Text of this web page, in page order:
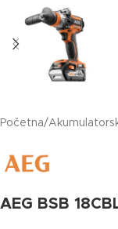
Početna/
AEG BSB